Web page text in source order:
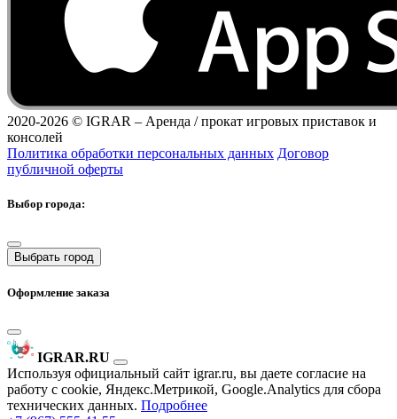
2020-2026 © IGRAR – Аренда / прокат игровых приставок и
консолей
Политика обработки персональных данных Договор
публичной оферты
Выбор города:
Выбрать город
Оформление заказа
IGRAR.RU
Используя официальный сайт igrar.ru, вы даете согласие на
работу с cookie, Яндекс.Метрикой, Google.Analytics для сбора
технических данных. Подробнее